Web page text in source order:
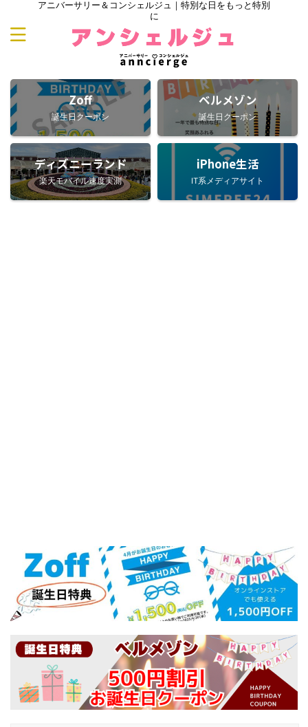
アニバーサリー＆コンシェルジュ｜特別な日をもっと特別
に
Zoff
誕生日クーポン
ベルメゾン
誕生日クーポン
ディズニーランド
楽天モバイル速度実測
iPhone生活
IT系メディアサイト